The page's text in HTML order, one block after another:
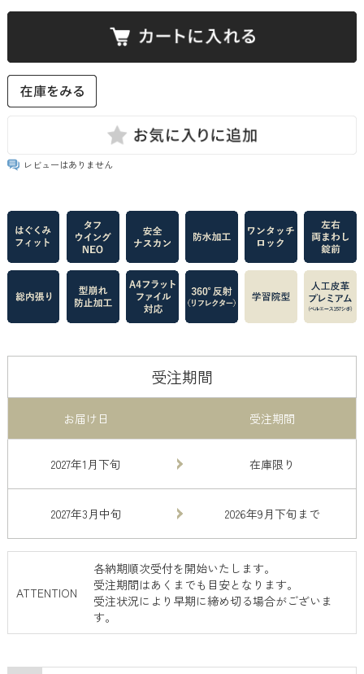
レビューはありません
受注期間
お届け日 受注期間
2027年1月下旬 在庫限り
2027年3月中旬 2026年9月下旬まで
ATTENTION
各納期順次受付を開始いたします。
受注期間はあくまでも目安となります。
受注状況により早期に締め切る場合がございま
す。